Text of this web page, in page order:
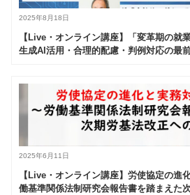
2025年8月18日
【Live・オンライン講座】「変革期の就
生成AI活用・合理的配慮・判例対応の最
2025年6月11日
【Live・オンライン講座】労使協定の進
働基準関係法制研究会報告書を踏まえた